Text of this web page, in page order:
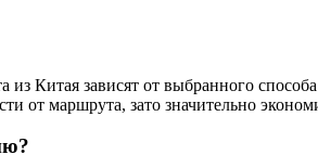
из Китая зависят от выбранного
от маршрута, зато значительно